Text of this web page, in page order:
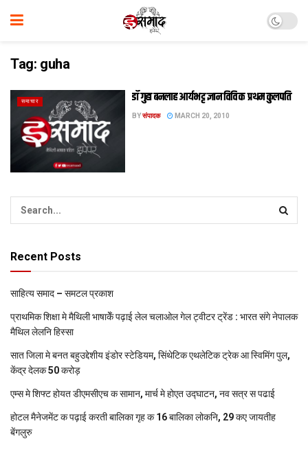
Tag: guha
समाचार डॉ गुहा बनलाह आर्यभट्ट ज्ञान विवि क प्रथम कुलपति
BYसंपादक MARCH 20, 2010
Recent Posts
साहित्य समाद – समटल प्रकाश
प्राथमिक शि‍क्षा मे मैथि‍ली भाषाकेँ पढ़ाई लेल चलाओल गेल ट्वीटर ट्रेंड : भारत संगे नेपालक
मैथिल लेलनि हिस्सा
सात जिला मे बनत बहुउद्देशीय इंडोर स्‍टेडि‍यम, सिंथेटिक एथलेटिक ट्रेक आ स्विमिंग पुल,
केंद्र देलक 50 करोड़
एम्स मे शिफ्ट होयत डीएमसीएच क सामान, मार्च मे होएत उद्घाटन, नव सत्र स पढाई
होटल मैनेजमेंट क पढ़ाई करती बालिका गृह क 16 बालिका लोकनि, 29 कए जायतीह
बेंगलुरु